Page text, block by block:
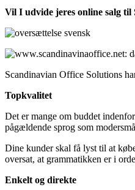
Vil I udvide jeres online salg til
Scandinavian Office Solutions
Topkvalitet
Det er mange om buddet indenfor
pågældende sprog som
Dine kunder skal få lyst til at
oversat, at grammatikken er i
Enkelt og direkte